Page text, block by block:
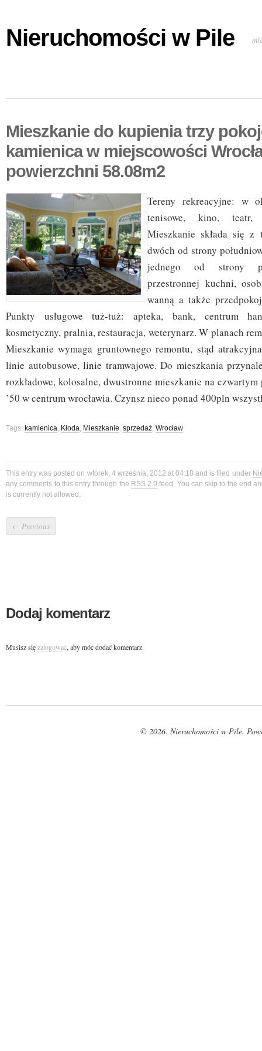
Nieruchomości w Pile
Mieszkanie do kupienia trzy
kamienica w miejscowości
powierzchni 58.08m2
Tereny rekreacyjne: w
tenisowe, kino, teatr,
Mieszkanie składa się
dwóch od strony
jednego od strony
przestronnej kuchni,
wanną a także
Punkty usługowe tuż-tuż: apteka, bank, centrum
kosmetyczny, pralnia, restauracja, weterynarz. W planach
Mieszkanie wymaga gruntownego remontu, stąd
linie autobusowe, linie tramwajowe. Do mieszkania
rozkładowe, kolosalne, dwustronne mieszkanie na
’50 w centrum wrocławia. Czynsz nieco ponad 400pln
Tags: kamienica, Kłoda, Mieszkanie, sprzedaż, Wrocław
This entry was posted on wtorek, 4 września, 2012 at 04:18 and is filed under
any comments to this entry through the RSS 2.0 feed. You can skip to the end
is currently not allowed.
← Previous
Dodaj komentarz
Musisz sięzalogować, aby móc dodać komentarz.
© 2026. Nieruchomości w Pile.